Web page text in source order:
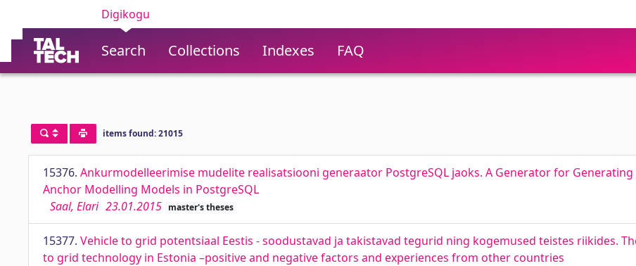
Digikogu
Search Collections Indexes FAQ
items found: 21015
15376. Ankurmodelleerimise mudelite realisatsiooni generaator PostgreSQL jaoks. A Generator for
Anchor Modelling Models in PostgreSQL
Saal, Elari 23.01.2015 master's theses
15377. Vehicle to grid potentsiaal Eestis - soodustavad ja takistavad tegurid ning kogemused teistes riikides.
to grid technology in Estonia –positive and negative factors and experiences from other countries